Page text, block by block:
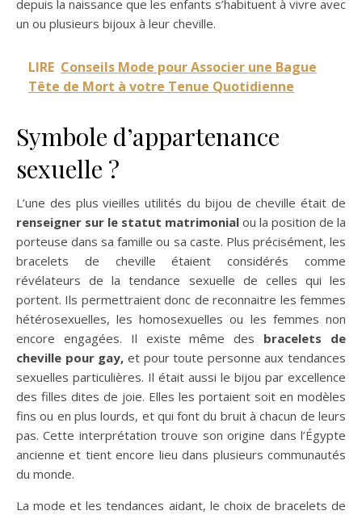
depuis la naissance que les enfants s’habituent à vivre avec
un ou plusieurs bijoux à leur cheville.
LIRE Conseils Mode pour Associer une Bague
Tête de Mort à votre Tenue Quotidienne
Symbole d’appartenance
sexuelle ?
L’une des plus vieilles utilités du bijou de cheville était de
renseigner sur le statut matrimonial ou la position de la
porteuse dans sa famille ou sa caste. Plus précisément, les
bracelets de cheville étaient considérés comme
révélateurs de la tendance sexuelle de celles qui les
portent. Ils permettraient donc de reconnaitre les femmes
hétérosexuelles, les homosexuelles ou les femmes non
encore engagées. Il existe même des bracelets de
cheville pour gay, et pour toute personne aux tendances
sexuelles particulières. Il était aussi le bijou par excellence
des filles dites de joie. Elles les portaient soit en modèles
fins ou en plus lourds, et qui font du bruit à chacun de leurs
pas. Cette interprétation trouve son origine dans l’Égypte
ancienne et tient encore lieu dans plusieurs communautés
du monde.
La mode et les tendances aidant, le choix de bracelets de